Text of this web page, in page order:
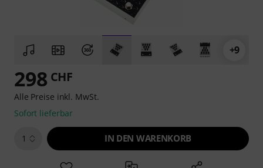
+9
298 CHF
Alle Preise inkl. MwSt.
Sofort lieferbar
1 IN DEN WARENKORB